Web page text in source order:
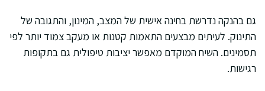
גם בהנקה נדרשת בחינה אישית של המצב, המינון, והתגובה של
התינוק. לעיתים מבצעים התאמות קטנות או מעקב צמוד יותר לפי
תסמינים. השיח המוקדם מאפשר יציבות טיפולית גם בתקופות
רגישות.